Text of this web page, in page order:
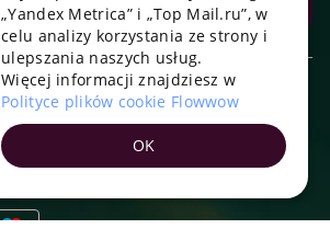
SPANISH
TURKISH
„Yandex Metrica” i „Top Mail.ru”, w
celu analizy korzystania ze strony i
ulepszania naszych usług.
Więcej informacji znajdziesz w
Polityce plików cookie Flowwow
OK